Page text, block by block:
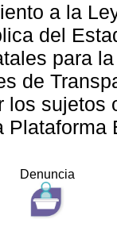
a la
del
para
de
los sujetos
Plataforma
Denuncia